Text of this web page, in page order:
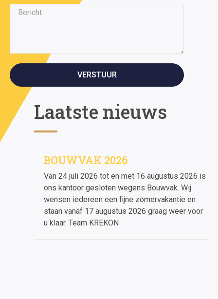
VERSTUUR
Laatste nieuws
BOUWVAK 2026
Van 24 juli 2026 tot en met 16 augustus 2026 is
ons kantoor gesloten wegens Bouwvak. Wij
wensen iedereen een fijne zomervakantie en
staan vanaf 17 augustus 2026 graag weer voor
u klaar. Team KREKON